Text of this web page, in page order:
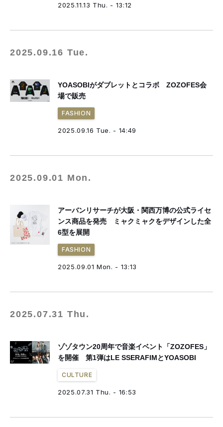
2025.11.13 Thu. - 13:12
2025.09.16 Tue.
YOASOBIがダブレットとコラボ ZOZOFES会
場で販売
FASHION
2025.09.16 Tue. - 14:49
2025.09.01 Mon.
アーバンリサーチが大阪・関西万博の公式ライセ
ンス商品を発売 ミャクミャクをデザインした全
6型を展開
FASHION
2025.09.01 Mon. - 13:13
2025.07.31 Thu.
ゾゾタウン20周年で音楽イベント「ZOZOFES」
を開催 第1弾はLE SSERAFIMとYOASOBI
CULTURE
2025.07.31 Thu. - 16:53